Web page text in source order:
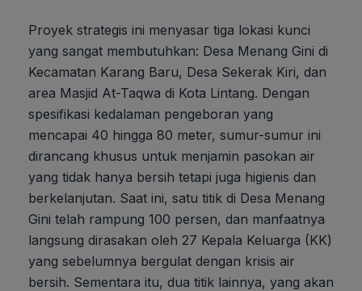
Proyek strategis ini menyasar tiga lokasi kunci
yang sangat membutuhkan: Desa Menang Gini di
Kecamatan Karang Baru, Desa Sekerak Kiri, dan
area Masjid At-Taqwa di Kota Lintang. Dengan
spesifikasi kedalaman pengeboran yang
mencapai 40 hingga 80 meter, sumur-sumur ini
dirancang khusus untuk menjamin pasokan air
yang tidak hanya bersih tetapi juga higienis dan
berkelanjutan. Saat ini, satu titik di Desa Menang
Gini telah rampung 100 persen, dan manfaatnya
langsung dirasakan oleh 27 Kepala Keluarga (KK)
yang sebelumnya bergulat dengan krisis air
bersih. Sementara itu, dua titik lainnya, yang akan